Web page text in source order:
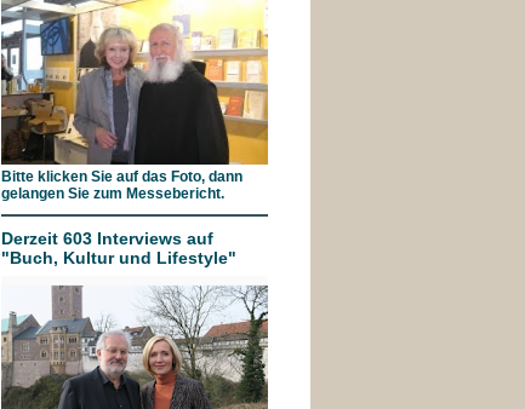
Bitte klicken Sie auf das Foto, dann
gelangen Sie zum Messebericht.
Derzeit 603 Interviews auf
"Buch, Kultur und Lifestyle"